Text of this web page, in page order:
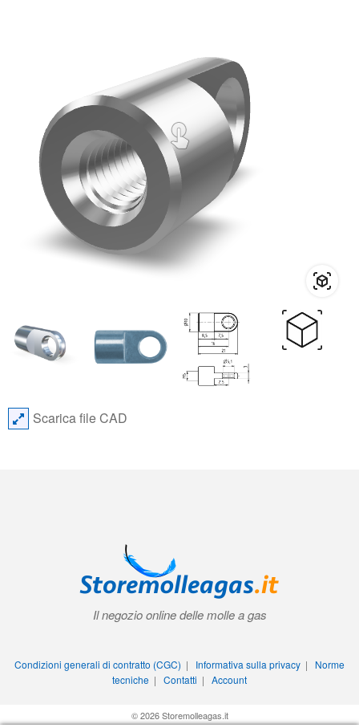
Scarica file CAD
Il negozio online delle molle a gas
Condizioni generali di contratto (CGC) | Informativa sulla privacy | Norme
tecniche | Contatti | Account
© 2026 Storemolleagas.it